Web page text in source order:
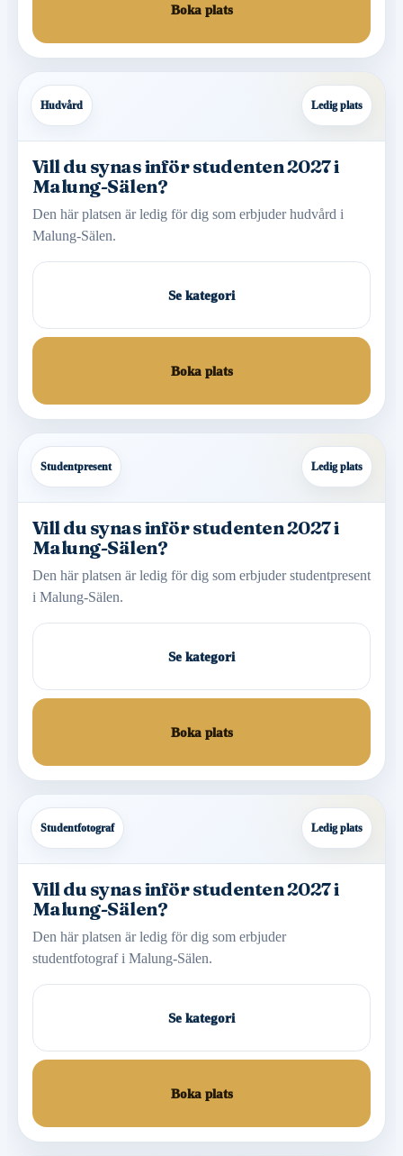
Boka plats
Hudvård Ledig plats
Vill du synas inför studenten 2027 i
Malung-Sälen?
Den här platsen är ledig för dig som erbjuder hudvård i
Malung-Sälen.
Se kategori
Boka plats
Studentpresent Ledig plats
Vill du synas inför studenten 2027 i
Malung-Sälen?
Den här platsen är ledig för dig som erbjuder studentpresent
i Malung-Sälen.
Se kategori
Boka plats
Studentfotograf Ledig plats
Vill du synas inför studenten 2027 i
Malung-Sälen?
Den här platsen är ledig för dig som erbjuder
studentfotograf i Malung-Sälen.
Se kategori
Boka plats